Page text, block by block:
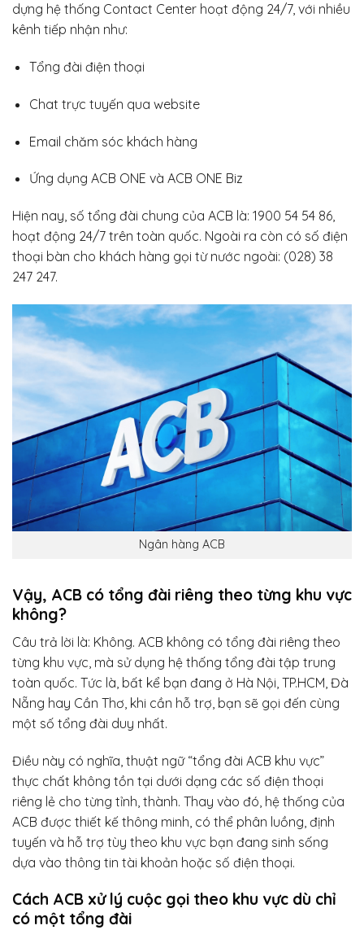
dựng hệ thống Contact Center hoạt động 24/7, với nhiều
kênh tiếp nhận như:
Tổng đài điện thoại
Chat trực tuyến qua website
Email chăm sóc khách hàng
Ứng dụng ACB ONE và ACB ONE Biz
Hiện nay, số tổng đài chung của ACB là: 1900 54 54 86,
hoạt động 24/7 trên toàn quốc. Ngoài ra còn có số điện
thoại bàn cho khách hàng gọi từ nước ngoài: (028) 38
247 247.
Ngân hàng ACB
Vậy, ACB có tổng đài riêng theo từng khu vực
không?
Câu trả lời là: Không. ACB không có tổng đài riêng theo
từng khu vực, mà sử dụng hệ thống tổng đài tập trung
toàn quốc. Tức là, bất kể bạn đang ở Hà Nội, TP.HCM, Đà
Nẵng hay Cần Thơ, khi cần hỗ trợ, bạn sẽ gọi đến cùng
một số tổng đài duy nhất.
Điều này có nghĩa, thuật ngữ “tổng đài ACB khu vực”
thực chất không tồn tại dưới dạng các số điện thoại
riêng lẻ cho từng tỉnh, thành. Thay vào đó, hệ thống của
ACB được thiết kế thông minh, có thể phân luồng, định
tuyến và hỗ trợ tùy theo khu vực bạn đang sinh sống
dựa vào thông tin tài khoản hoặc số điện thoại.
Cách ACB xử lý cuộc gọi theo khu vực dù chỉ
có một tổng đài